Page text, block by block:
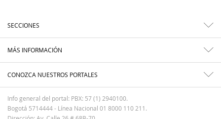
SECCIONES
MÁS INFORMACIÓN
CONOZCA NUESTROS PORTALES
Info general del portal: PBX: 57 (1) 2940100.
Bogotá 5714444 - Línea Nacional 01 8000 110 211.